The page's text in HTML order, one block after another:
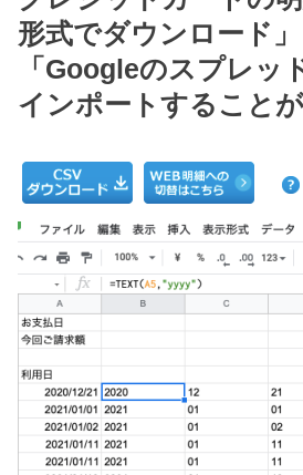
形式でダウンロード」
「Googleのスプレッ
インポートすること